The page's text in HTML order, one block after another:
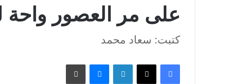
على مر العصور واحة
كتبت: سعاد محمد
فيسبوك X لينكدإن ماسنجر طباعة